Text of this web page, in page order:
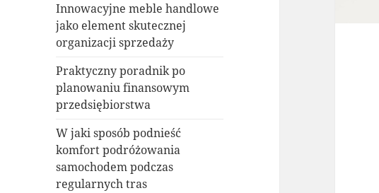
Innowacyjne meble handlowe
jako element skutecznej
organizacji sprzedaży
Praktyczny poradnik po
planowaniu finansowym
przedsiębiorstwa
W jaki sposób podnieść
komfort podróżowania
samochodem podczas
regularnych tras